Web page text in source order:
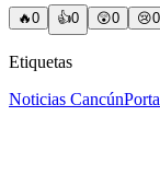
🔥0 👍0 😲0 😢0
Etiquetas
Noticias Cancún